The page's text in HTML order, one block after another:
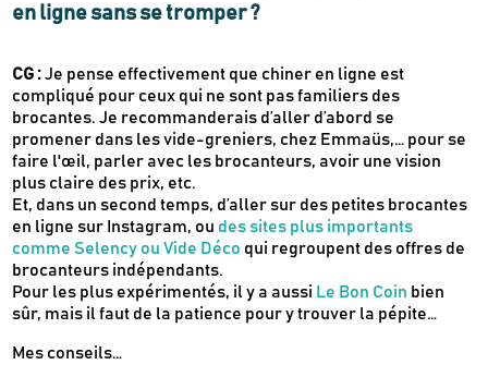
en ligne sans se tromper ?
CG :Je pense effectivement que chiner en ligne est
compliqué pour ceux qui ne sont pas familiers des
brocantes. Je recommanderais d’aller d’abord se
promener dans les vide-greniers, chez Emmaüs,… pour se
faire l'œil, parler avec les brocanteurs, avoir une vision
plus claire des prix, etc.
Et, dans un second temps, d’aller sur des petites brocantes
en ligne sur Instagram, ou des sites plus importants
comme Selency ou Vide Déco qui regroupent des offres de
brocanteurs indépendants.
Pour les plus expérimentés, il y a aussi Le Bon Coin bien
sûr, mais il faut de la patience pour y trouver la pépite…
Mes conseils…